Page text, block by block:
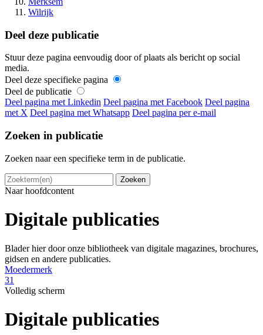
Wilrijk
Deel deze publicatie
Stuur deze pagina eenvoudig door of plaats als bericht op social
media.
Deel deze specifieke pagina
Deel de publicatie
Deel pagina met Linkedin Deel pagina met Facebook Deel pagina
met X Deel pagina met Whatsapp Deel pagina per e-mail
Zoeken in publicatie
Zoeken naar een specifieke term in de publicatie.
Naar hoofdcontent
Digitale publicaties
Blader hier door onze bibliotheek van digitale magazines, brochures,
gidsen en andere publicaties.
Moedermerk
31
Volledig scherm
Digitale publicaties